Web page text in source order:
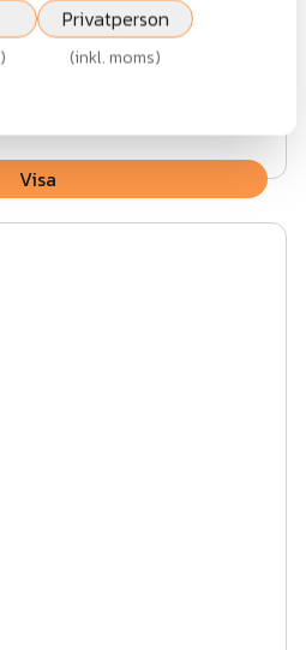
Visa
)
Privatperson
(inkl. moms)